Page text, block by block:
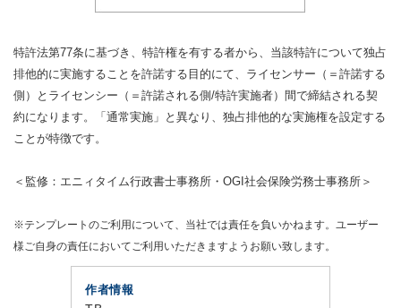
特許法第77条に基づき、特許権を有する者から、当該特許について独占
排他的に実施することを許諾する目的にて、ライセンサー（＝許諾する
側）とライセンシー（＝許諾される側/特許実施者）間で締結される契
約になります。「通常実施」と異なり、独占排他的な実施権を設定する
ことが特徴です。
＜監修：エニィタイム行政書士事務所・OGI社会保険労務士事務所＞
※テンプレートのご利用について、当社では責任を負いかねます。ユーザー
様ご自身の責任においてご利用いただきますようお願い致します。
作者情報